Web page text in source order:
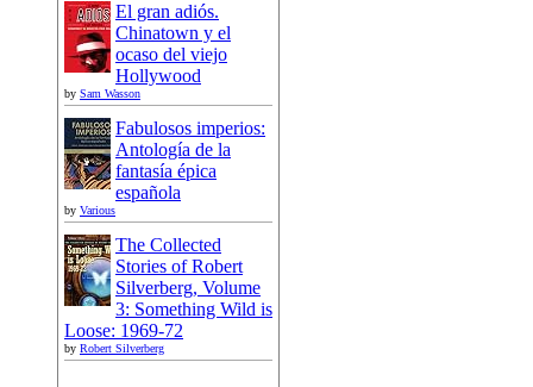
El gran adiós.
Chinatown y el
ocaso del viejo
Hollywood
by Sam Wasson
Fabulosos imperios:
Antología de la
fantasía épica
española
by Various
The Collected
Stories of Robert
Silverberg, Volume
3: Something Wild is
Loose: 1969-72
by Robert Silverberg